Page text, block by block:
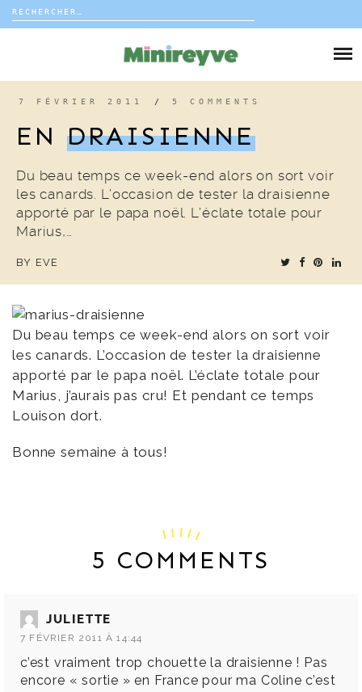
Rechercher :
VIE DE FAMILLE
DÉCO
VOYAGE
COUP DE COEUR
7 FÉVRIER 2011 / 5 COMMENTS
EN DRAISIENNE
Du beau temps ce week-end alors on sort voir
les canards. L’occasion de tester la draisienne
apporté par le papa noël. L’éclate totale pour
Marius,…
BY EVE
Du beau temps ce week-end alors on sort voir
les canards. L’occasion de tester la draisienne
apporté par le papa noël. L’éclate totale pour
Marius, j’aurais pas cru! Et pendant ce temps
Louison dort.
Bonne semaine à tous!
5 COMMENTS
JULIETTE
7 FÉVRIER 2011 À 14:44
c’est vraiment trop chouette la draisienne ! Pas
encore « sortie » en France pour ma Coline c’est